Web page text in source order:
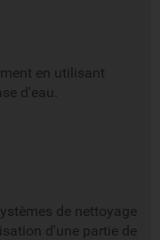
en utilisant
d'eau.
de nettoyage
d'une partie de